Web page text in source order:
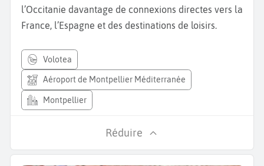
l’Occitanie davantage de connexions directes vers la
France, l’Espagne et des destinations de loisirs.
volotea
Aéroport de Montpellier Méditerranée
Montpellier
Réduire